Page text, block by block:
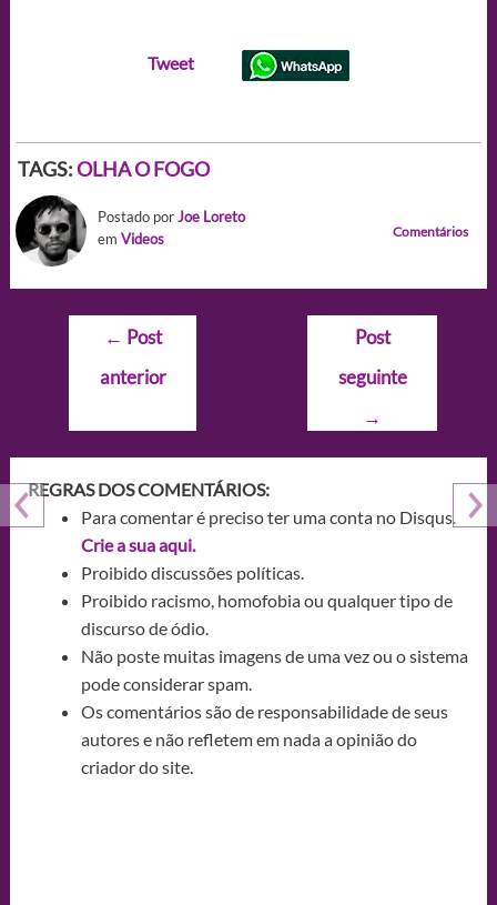
Tweet
TAGS:OLHA O FOGO
Postado porJoe Loreto
em Videos Comentários
Navegação
Post
← Post
anterior
Post
seguinte
→
REGRAS DOS COMENTÁRIOS:
Para comentar é preciso ter uma conta no Disqus.
Crie a sua aqui.
Proibido discussões políticas.
Proibido racismo, homofobia ou qualquer tipo de
discurso de ódio.
Não poste muitas imagens de uma vez ou o sistema
pode considerar spam.
Os comentários são de responsabilidade de seus
autores e não refletem em nada a opinião do
criador do site.